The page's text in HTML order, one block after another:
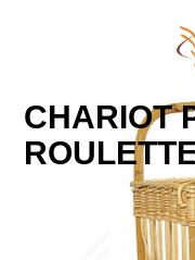
CHARIOT